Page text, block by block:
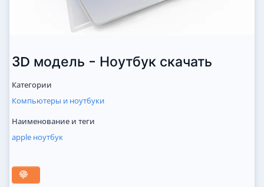
3D модель - Ноутбук скачать
Категории
Компьютеры и ноутбуки
Наименование и теги
apple ноутбук